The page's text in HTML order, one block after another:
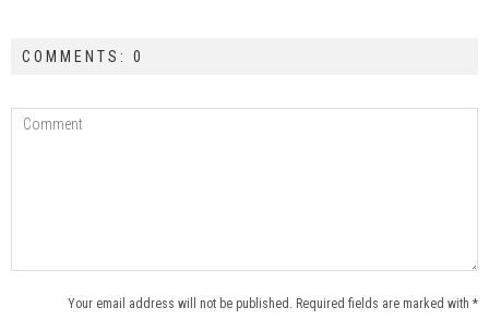
COMMENTS: 0
Your email address will not be published. Required fields are marked with *